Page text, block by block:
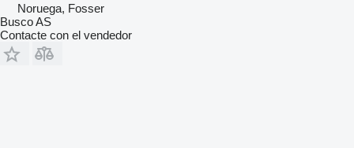
Noruega, Fosser
Busco AS
Contacte con el vendedor